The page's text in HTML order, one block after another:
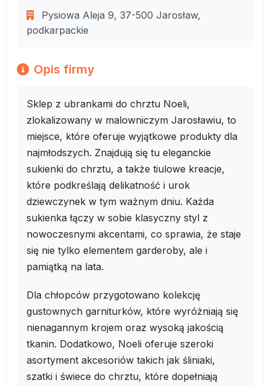
Pysiowa Aleja 9, 37-500 Jarosław,
podkarpackie
Opis firmy
Sklep z ubrankami do chrztu Noeli,
zlokalizowany w malowniczym Jarosławiu, to
miejsce, które oferuje wyjątkowe produkty dla
najmłodszych. Znajdują się tu eleganckie
sukienki do chrztu, a także tiulowe kreacje,
które podkreślają delikatność i urok
dziewczynek w tym ważnym dniu. Każda
sukienka łączy w sobie klasyczny styl z
nowoczesnymi akcentami, co sprawia, że staje
się nie tylko elementem garderoby, ale i
pamiątką na lata.
Dla chłopców przygotowano kolekcję
gustownych garniturków, które wyróżniają się
nienagannym krojem oraz wysoką jakością
tkanin. Dodatkowo, Noeli oferuje szeroki
asortyment akcesoriów takich jak śliniaki,
szatki i świece do chrztu, które dopełniają